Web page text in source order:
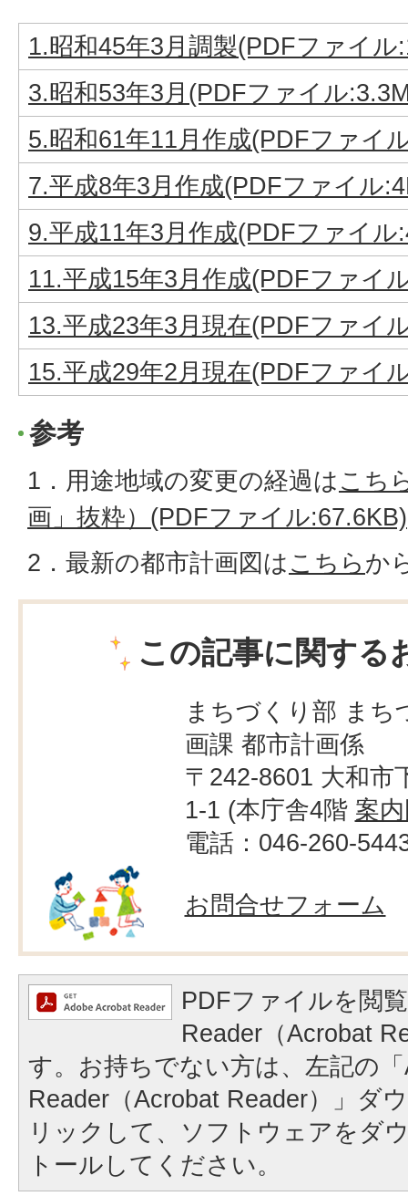
1.昭和45年3月調製(PDFファイル
3.昭和53年3月(PDFファイル
5.昭和61年11月作成(PDFファイ
7.平成8年3月作成(PDFファイル
9.平成11年3月作成(PDFファイル
11.平成15年3月作成(PDFファイ
13.平成23年3月現在(PDFファイ
15.平成29年2月現在(PDFファイ
参考
1．用途地域の変更の経過はこち
画」抜粋）(PDFファイル:67.6KB)
2．最新の都市計画図はこちらか
この記事に関する
まちづくり部 まち
画課 都市計画係
〒242-8601 大和市
1-1 (本庁舎4階 案
電話：046-260-
お問合せフォーム
PDFファイルを閲
Reader（Acrobat
す。お持ちでない方は、左記の
Reader（Acrobat Reader）」ダ
リックして、ソフトウェアをダ
トールしてください。